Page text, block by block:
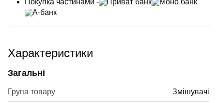
А-банк
Характеристики
Загальні
Група товару Змішувачі